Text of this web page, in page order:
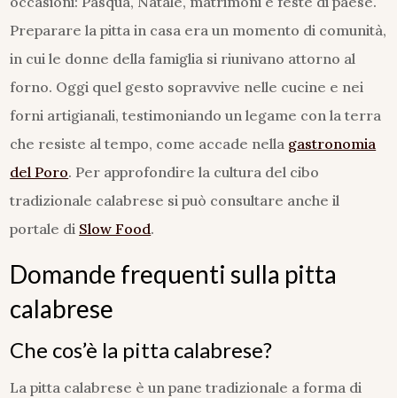
Preparare la pitta in casa era un momento di comunità,
in cui le donne della famiglia si riunivano attorno al
forno. Oggi quel gesto sopravvive nelle cucine e nei
forni artigianali, testimoniando un legame con la terra
che resiste al tempo, come accade nella gastronomia
del Poro. Per approfondire la cultura del cibo
tradizionale calabrese si può consultare anche il
portale di Slow Food.
Domande frequenti sulla pitta
calabrese
Che cos’è la pitta calabrese?
La pitta calabrese è un pane tradizionale a forma di